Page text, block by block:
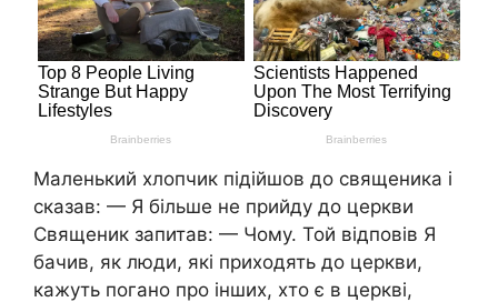
Маленький хлопчик підійшов до священика і
сказав: — Я більше не прийду до церкви
Священик запитав: — Чому. Той відповів Я
бачив, як люди, які приходять до церкви,
кажуть погано про інших, хто є в церкві,